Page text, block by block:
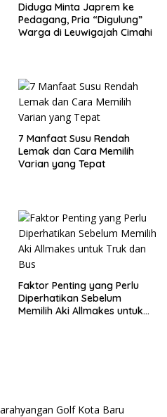
Diduga Minta Japrem ke
Pedagang, Pria “Digulung”
Warga di Leuwigajah Cimahi
7 Manfaat Susu Rendah
Lemak dan Cara Memilih
Varian yang Tepat
Faktor Penting yang Perlu
Diperhatikan Sebelum
Memilih Aki Allmakes untuk